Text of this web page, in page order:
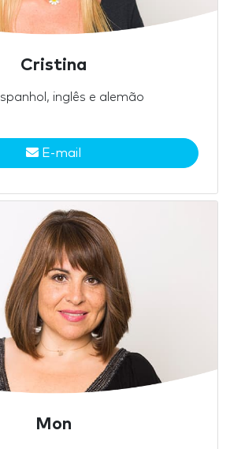
Cristina
inglês e alemão
E-mail
Mon